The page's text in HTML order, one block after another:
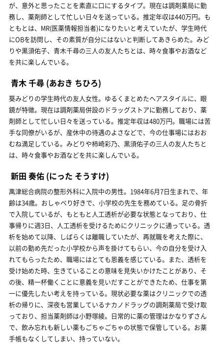
が、意外と思ったことを素直に口にするタイプ。現在は調剤薬局に勤
務し、薬剤師として忙しい日々を送っている。推定年収は440万円。も
ともとは、MR(医薬情報担当者)になりたいと考えていたが、学生時代
にOBを訪問し、その素質が自分にはないと判断してあきらめた。みど
りや黒須佑子、青木千尋の三人の友人たちとは、時々食事やお酒など
を共に楽しんでいる。
青木 千尋 (あおき ちひろ)
葵みどりの学生時代の友人女性。ゆるくまとめたヘアスタイルに、眼
鏡が特徴。現在は調剤薬局併設のドラッグストアに勤務しており、薬
剤師として忙しい日々を送っている。推定年収は480万円。職場には苦
手な同僚がいるが、産休中の待遇のよさなどで、今の仕事場にはおお
むね満足している。みどりや柿崎彩乃、黒須佑子の三人の友人たちと
は、時々食事やお酒などを共に楽しんでいる。
新田 奏佑 (にった そうすけ)
萬津総合病院の整形外科に入院中の男性。1984年6月7日生まれで、年
齢は34歳。おしゃべり好きで、小学校の先生を務めている。足の骨折
で入院しているが、もともと人工透析が必要な状態となっており、仕
事帰りに週3日、人工透析を受けるためにクリニックに通っている。透
析を始めて以降、しばらくは離職していたが、再就職を考えた際に、
以前の勤め先だった小学校から声を掛けてもらい、今の自分を受け入
れてもらったため、職場にはとても恩義を感じている。また、透析を
受け始めた時、生きていることの意味を見失いかけたことがあり、そ
の後、精一杯働くことに意義を見いだすことができたため、仕事を第
一に優先したい考えを持っている。現状必要な薬はクリニックでの透
析の帰りに、深夜も営業しているナカノドラッグの調剤薬局で受け取
っており、担当薬剤師は小野塚綾。日常的に薬の管理はかなりずさん
で、飲み忘れも新しい薬もごちゃごちゃの状態で保管している。お薬
手帳もなくしてしまい、持っていない。